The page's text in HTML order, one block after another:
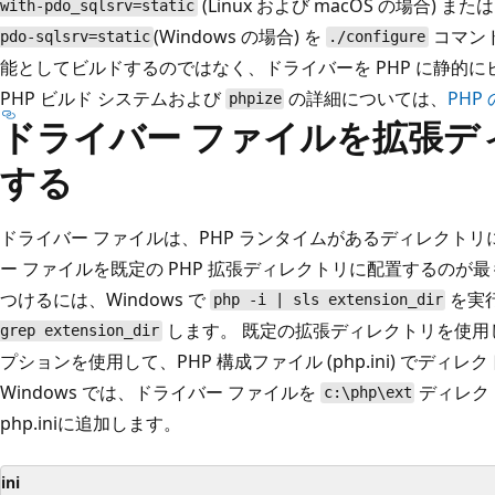
with-pdo_sqlsrv=static (Linux および macOS の場合) また
pdo-sqlsrv=static(Windows の場合) を ./configure コマン
能としてビルドするのではなく、ドライバーを PHP に静的
PHP ビルド システムおよび phpize の詳細については、 PHP
ドライバー ファイルを拡張
する
ドライバー ファイルは、PHP ランタイムがあるディレクト
ー ファイルを既定の PHP 拡張ディレクトリに配置するのが
つけるには、Windows で php -i | sls extension_dir を実
grep extension_dir
します。 既定の拡張ディレクトリを使
プションを使用して、PHP 構成ファイル (php.ini) でディレ
Windows では、ドライバー ファイルを c:\php\ext ディレ
php.iniに追加します。
ini